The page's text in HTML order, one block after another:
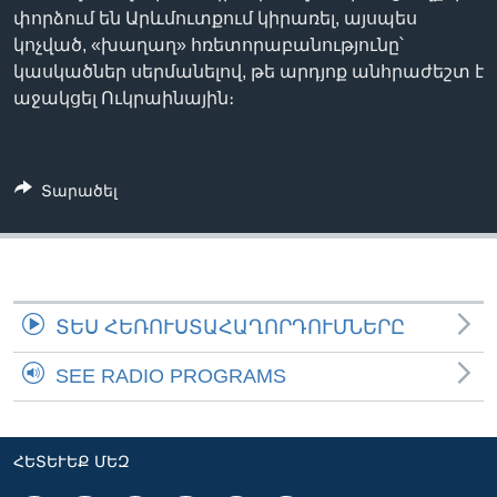
Լեզուներ
փորձում են Արևմուտքում կիրառել, այսպես
կոչված, «խաղաղ» հռետորաբանությունը՝
կասկածներ սերմանելով, թե արդյոք անհրաժեշտ է
աջակցել Ուկրաինային։
Տարածել
ՏԵՍ ՀԵՌՈՒՍՏԱՀԱՂՈՐԴՈՒՄՆԵՐԸ
SEE RADIO PROGRAMS
ՀԵՏԵՒԵՔ ՄԵԶ